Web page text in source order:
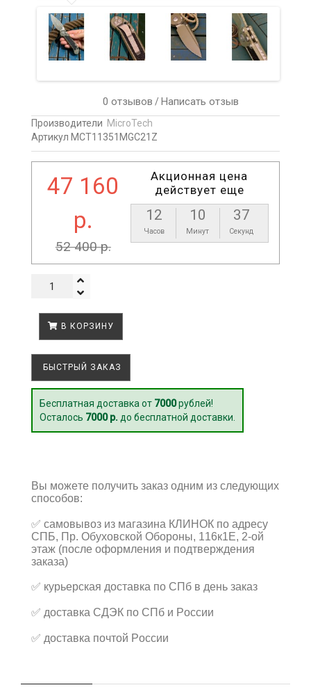
0 отзывов /Написать отзыв
Производители MicroTech
Артикул MCT11351MGC21Z
47 160
р.
52 400 р.
Акционная цена
действует еще
12
Часов
10
Минут
36
Секунд
В КОРЗИНУ
БЫСТРЫЙ ЗАКАЗ
Бесплатная доставка от 7000рублей!
Осталось 7000 р. до бесплатной доставки.
Вы можете получить заказ одним из следующих
способов:
✅ самовывоз из магазина КЛИНОК по адресу
СПБ, Пр. Обуховской Обороны, 116к1Е, 2-ой
этаж (после оформления и подтверждения
заказа)
✅ курьерская доставка по СПб в день заказ
✅ доставка СДЭК по СПб и России
✅ доставка почтой России